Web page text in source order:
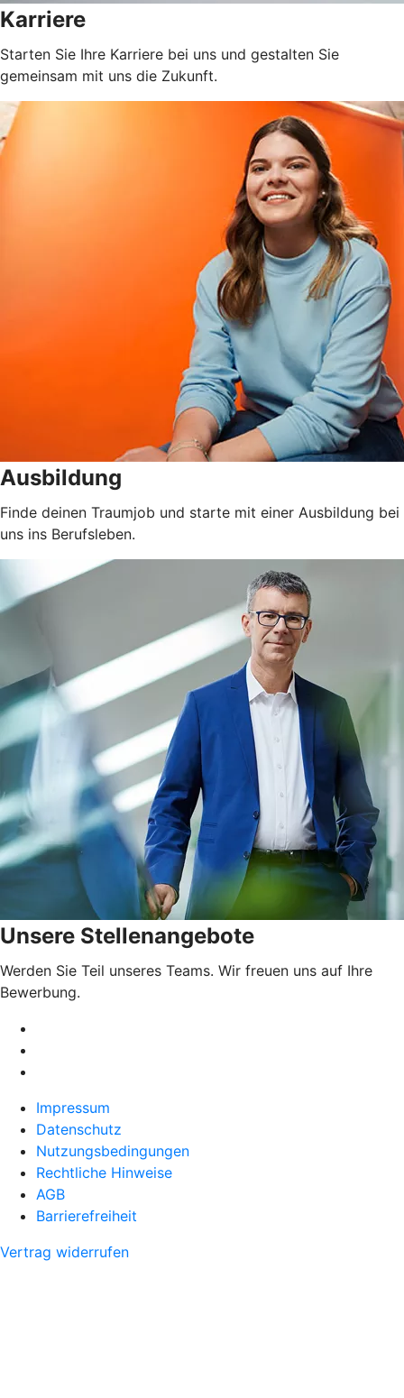
Karriere
Starten Sie Ihre Karriere bei uns und gestalten Sie
gemeinsam mit uns die Zukunft.
Ausbildung
Finde deinen Traumjob und starte mit einer Ausbildung bei
uns ins Berufsleben.
Unsere Stellenangebote
Werden Sie Teil unseres Teams. Wir freuen uns auf Ihre
Bewerbung.
Impressum
Datenschutz
Nutzungsbedingungen
Rechtliche Hinweise
AGB
Barrierefreiheit
Vertrag widerrufen